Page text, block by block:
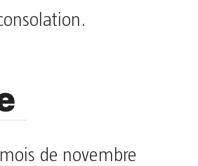
de novembre